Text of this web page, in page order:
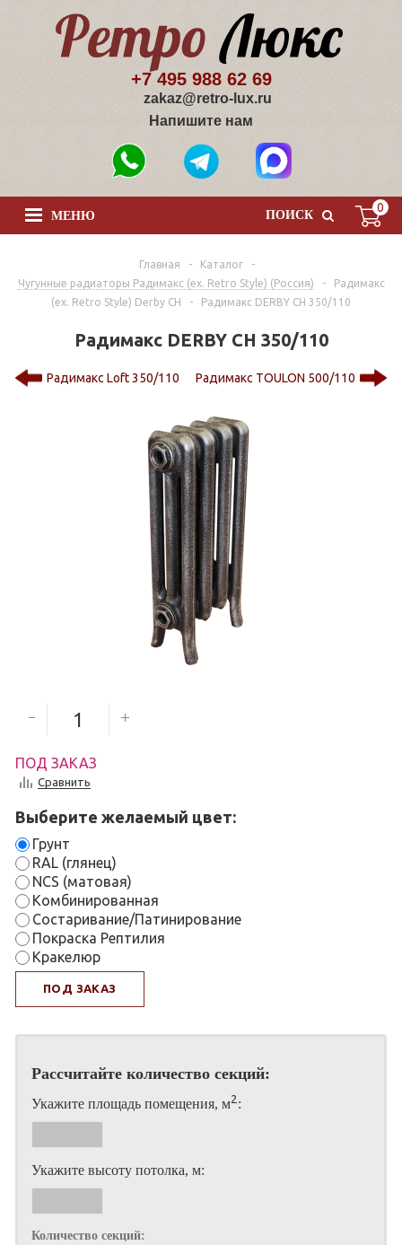
+7 495 988 62 69
zakaz@retro-lux.ru
Напишите нам
0
ПОИСК
МЕНЮ
Главная - Каталог
-
Чугунные радиаторы Радимакс (ex. Retro Style) (Россия)
-
Радимакс
(ex. Retro Style) Derby CH
- Радимакс DERBY CH 350/110
Радимакс DERBY CH 350/110
Радимакс Loft 350/110 Радимакс TOULON 500/110
ПОД ЗАКАЗ
Сравнить
Выберите желаемый цвет:
Грунт
RAL (глянец)
NCS (матовая)
Комбинированная
Состаривание/Патинирование
Покраска Рептилия
Кракелюр
ПОД ЗАКАЗ
Рассчитайте количество секций:
Укажите площадь помещения, м2 :
Укажите высоту потолка, м:
Количество секций: